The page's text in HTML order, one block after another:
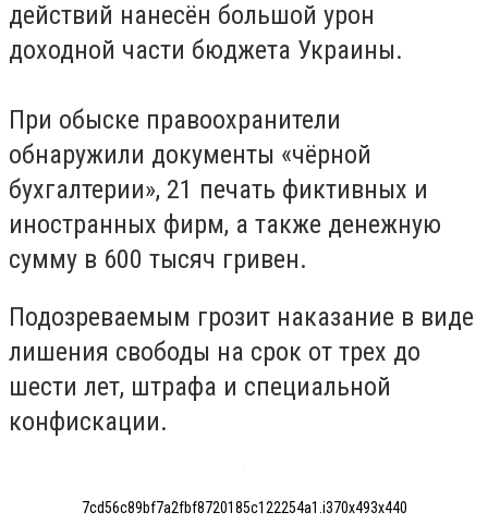
действий нанесён большой урон
доходной части бюджета Украины.
При обыске правоохранители
обнаружили документы «чёрной
бухгалтерии», 21 печать фиктивных и
иностранных фирм, а также денежную
сумму в 600 тысяч гривен.
Подозреваемым грозит наказание в виде
лишения свободы на срок от трех до
шести лет, штрафа и специальной
конфискации.
7cd56c89bf7a2fbf8720185c122254a1.i370x493x440